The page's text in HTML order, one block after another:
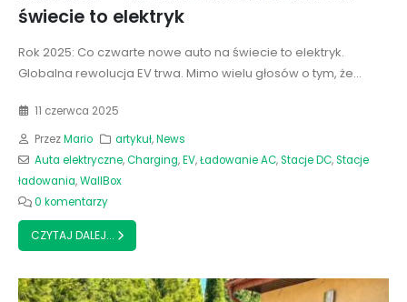
świecie to elektryk
Rok 2025: Co czwarte nowe auto na świecie to elektryk.
Globalna rewolucja EV trwa. Mimo wielu głosów o tym, że...
11 czerwca 2025
PrzezMario artykuł,News
Auta elektryczne,Charging,EV,Ładowanie AC,Stacje DC,Stacje
ładowania,WallBox
0 komentarzy
CZYTAJ DALEJ...